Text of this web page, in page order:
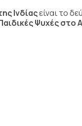
Ινδίαςείναι το
Ψυχές στο